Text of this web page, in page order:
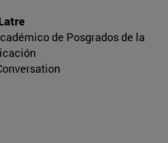
de Posgrados de la